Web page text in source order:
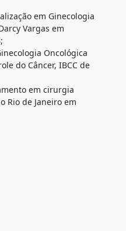
em Ginecologia
Vargas em
Oncológica
do Câncer, IBCC de
em cirurgia
Rio de Janeiro em